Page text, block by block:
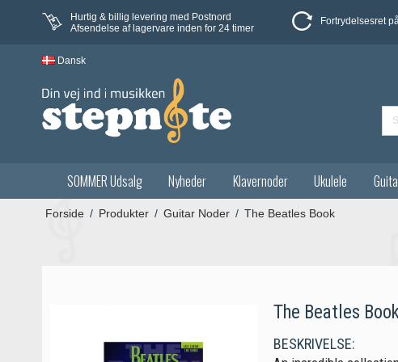
Hurtig & billig levering med Postnord
Afsendelse af lagervare inden for 24 timer
Fortrydelsesret
Dansk
SOMMER Udsalg Nyheder Klavernoder Ukulele
Forside / Produkter / Guitar Noder / The Beatles Book
The Beatles
BESKRIVELSE: